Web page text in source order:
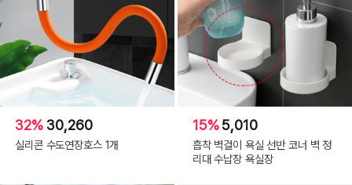
32% 30,260
실리콘 수도연장호스 1개
15%5,010
흡착 벽걸이 욕실 선반 코너 벽 정
리대 수납장 욕실장